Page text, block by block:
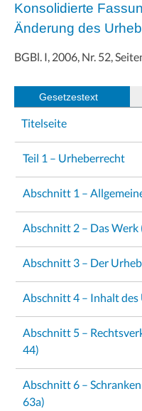
Konsolidierte
Änderung des
BGBl. I, 2006, Nr. 52,
Gesetzestext
Titelseite
Teil 1 – Urheberrecht
Abschnitt 1 –
Abschnitt 2 – Das Werk
Abschnitt 3 – Der
Abschnitt 4 – Inhalt
Abschnitt 5 –
44)
Abschnitt 6 –
63a)